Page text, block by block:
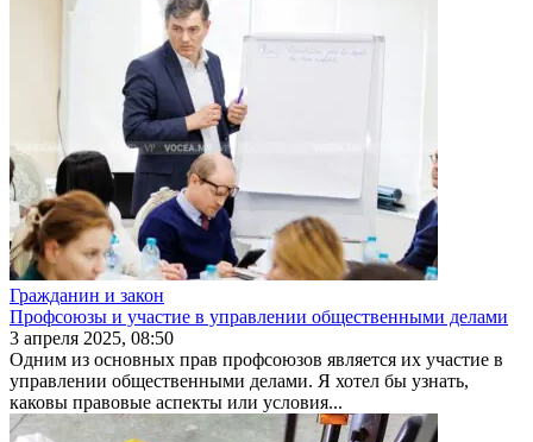
Гражданин и закон
Профсоюзы и участие в управлении общественными делами
3 апреля 2025, 08:50
Одним из основных прав профсоюзов является их участие в
управлении общественными делами. Я хотел бы узнать,
каковы правовые аспекты или условия...